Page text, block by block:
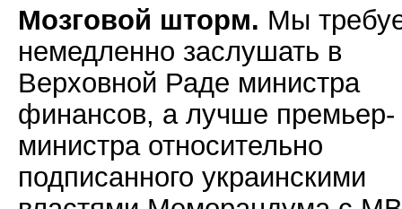
Мозговой шторм. Мы
немедленно заслушать в
Верховной Раде министра
финансов, а лучше премьер-
министра относительно
подписанного украинскими